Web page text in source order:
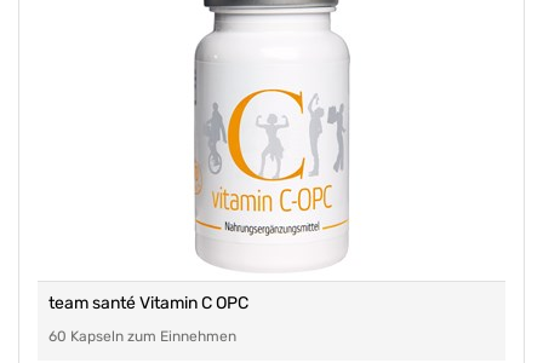
team santé Vitamin C OPC
60 Kapseln zum Einnehmen